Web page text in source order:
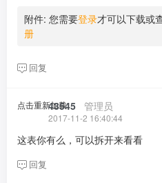
附件: 您需要登录才可以下载或
册
回复
点击重新加载
43545 管理员
2017-11-2 16:40:44
这表你有么，可以拆开来看看
回复